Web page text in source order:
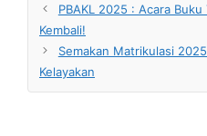
PBAKL 2025 : Acara
Kembali!
Semakan Matrikulasi
Kelayakan